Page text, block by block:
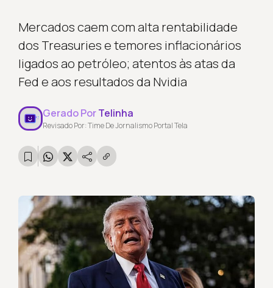
Mercados caem com alta rentabilidade
dos Treasuries e temores inflacionários
ligados ao petróleo; atentos às atas da
Fed e aos resultados da Nvidia
Gerado PorTelinha
Revisado Por: Time De Jornalismo Portal Tela